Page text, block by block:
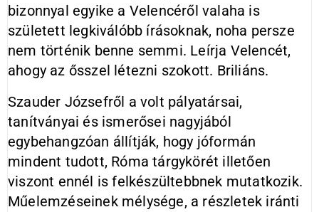
bizonnyal egyike a Velencéről valaha is
született legkiválóbb írásoknak, noha persze
nem történik benne semmi. Leírja Velencét,
ahogy az ősszel létezni szokott. Briliáns.
Szauder Józsefről a volt pályatársai,
tanítványai és ismerősei nagyjából
egybehangzóan állítják, hogy jóformán
mindent tudott, Róma tárgykörét illetően
viszont ennél is felkészültebbnek mutatkozik.
Műelemzéseinek mélysége, a részletek iránti